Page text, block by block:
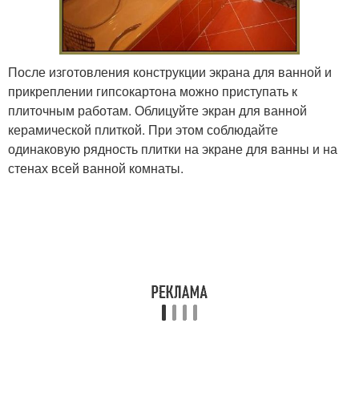
После изготовления конструкции экрана для ванной и
прикреплении гипсокартона можно приступать к
плиточным работам. Облицуйте экран для ванной
керамической плиткой. При этом соблюдайте
одинаковую рядность плитки на экране для ванны и на
стенах всей ванной комнаты.